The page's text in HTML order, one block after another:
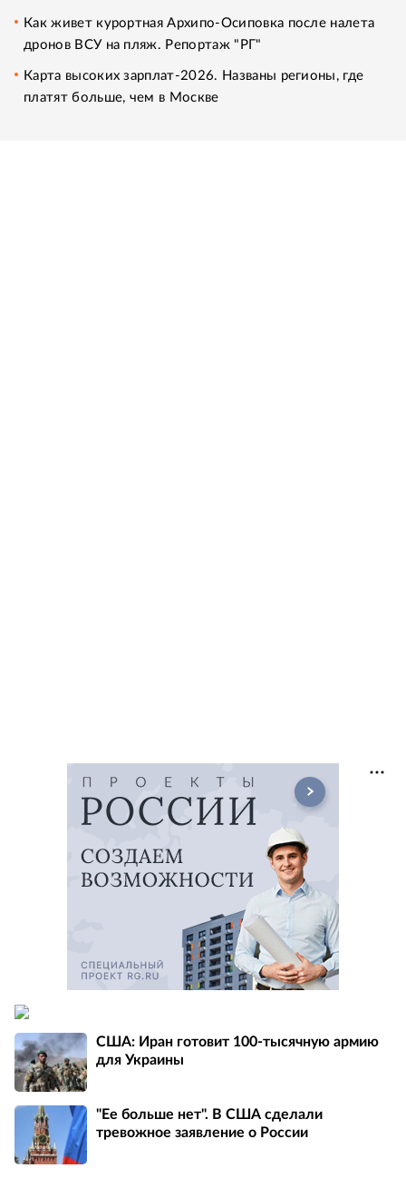
Как живет курортная Архипо-Осиповка после налета
дронов ВСУ на пляж. Репортаж "РГ"
Карта высоких зарплат-2026. Названы регионы, где
платят больше, чем в Москве
США: Иран готовит 100-тысячную армию
для Украины
"Ее больше нет". В США сделали
тревожное заявление о России